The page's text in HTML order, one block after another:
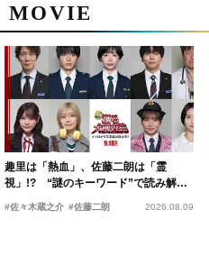
MOVIE
趣里は「熱血」、佐藤二朗は「霊
視」!? “謎のキーワード”で読み解く
『踊る大捜査線 N.E.W.』新メンバー
#佐々木蔵之介 #佐藤二朗 2026.08.09